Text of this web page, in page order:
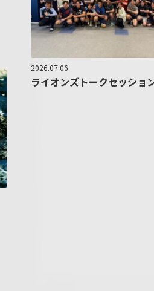
2026.07.06
ライオンズトークセッショ